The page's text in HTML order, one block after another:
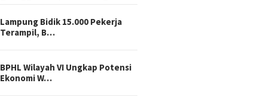
Lampung Bidik 15.000 Pekerja
Terampil, B…
BPHL Wilayah VI Ungkap Potensi
Ekonomi W…